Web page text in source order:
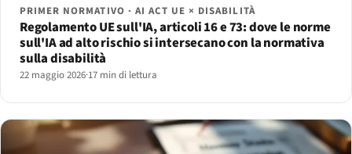
PRIMER NORMATIVO · AI ACT UE × DISABILITÀ
Regolamento UE sull'IA, articoli 16 e 73: dove le norme
sull'IA ad alto rischio si intersecano con la normativa
sulla disabilità
22 maggio 2026·17 min di lettura